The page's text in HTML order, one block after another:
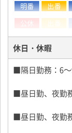
・夜勤務（22日
稼げる時間帯
す。（日・月休
・昼勤務
朝から夕方まで
＜勤務地につい
明番
出番
公休
出番
明番
出番
昼
月 火
休日・休暇
■隔日勤務：6
■昼日勤、夜勤
■昼日勤、夜勤